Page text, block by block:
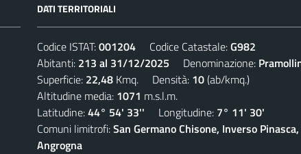
DATI TERRITORIALI
Codice ISTAT:001204 Codice Catastale:G982
Abitanti: 213 al 31/12/2025 Denominazione:
Superficie: 22,48 Kmq. Densità: 10(ab/kmq.)
Altitudine media: 1071 m.s.l.m.
Latitudine:44° 54' 33'' Longitudine: 7° 11' 30'
Comuni limitrofi:San Germano Chisone, Inverso
Angrogna